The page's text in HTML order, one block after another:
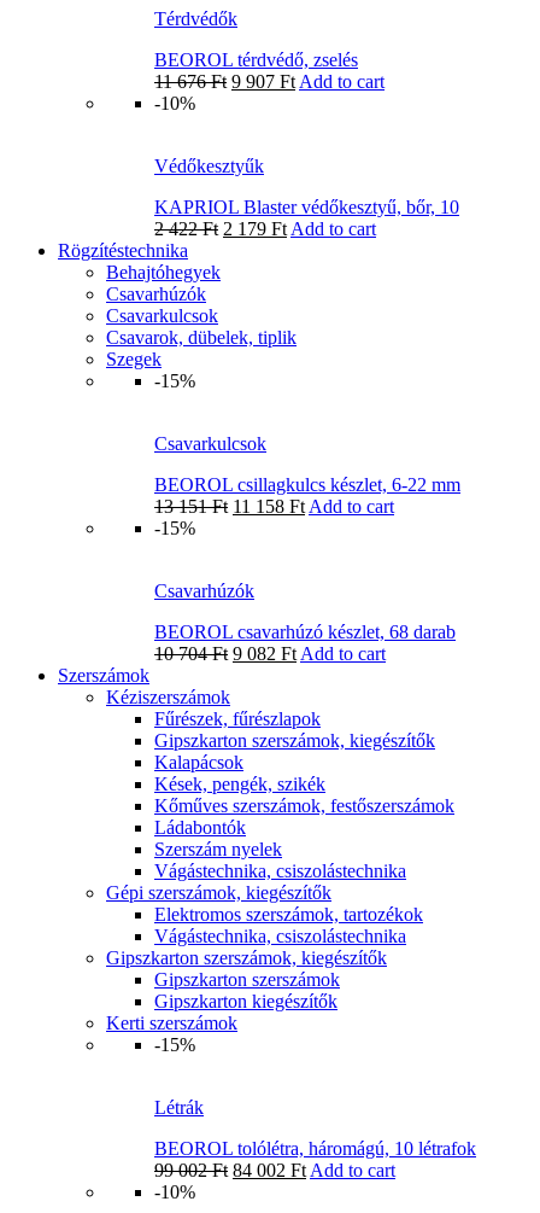
Térdvédők
BEOROL térdvédő, zselés
11 676Ft 9 907 Ft Add to cart
-10%
Védőkesztyűk
KAPRIOL Blaster védőkesztyű, bőr, 10
2 422Ft 2 179 Ft Add to cart
Rögzítéstechnika
Behajtóhegyek
Csavarhúzók
Csavarkulcsok
Csavarok, dübelek, tiplik
Szegek
-15%
Csavarkulcsok
BEOROL csillagkulcs készlet, 6-22 mm
13 151Ft 11 158 Ft Add to cart
-15%
Csavarhúzók
BEOROL csavarhúzó készlet, 68 darab
10 704Ft 9 082 Ft Add to cart
Szerszámok
Kéziszerszámok
Fűrészek, fűrészlapok
Gipszkarton szerszámok, kiegészítők
Kalapácsok
Kések, pengék, szikék
Kőműves szerszámok, festőszerszámok
Ládabontók
Szerszám nyelek
Vágástechnika, csiszolástechnika
Gépi szerszámok, kiegészítők
Elektromos szerszámok, tartozékok
Vágástechnika, csiszolástechnika
Gipszkarton szerszámok, kiegészítők
Gipszkarton szerszámok
Gipszkarton kiegészítők
Kerti szerszámok
-15%
Létrák
BEOROL tolólétra, háromágú, 10 létrafok
99 002Ft 84 002 Ft Add to cart
-10%